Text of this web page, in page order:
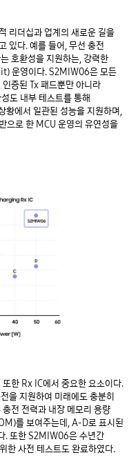
리더십과 업계의 새로운 길을
있다. 예를 들어, 무선 충전
호환성을 지원하는, 강력한
운영이다. S2MIW06은 모든
증된 Tx 패드뿐만 아니라
도 내부 테스트를 통해
에서 일관된 성능을 지원하며,
으로 한 MCU 운영의 유연성을
한 Rx IC에서 중요한 요소이다.
을 지원하여 미래에도 충분히
전 전력과 내장 메모리 용량
를 보여주는데, A-D로 표시된
. 또한 S2MIW06은 수년간
한 사전 테스트도 완료하였다.